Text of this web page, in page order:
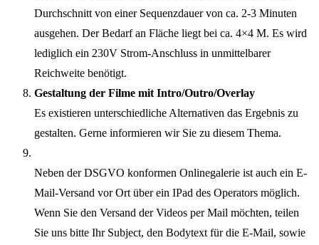
Durchschnitt von einer Sequenzdauer von ca. 2-3 Minuten
ausgehen. Der Bedarf an Fläche liegt bei ca. 4×4 M. Es wird
lediglich ein 230V Strom-Anschluss in unmittelbarer
Reichweite benötigt.
Gestaltung der Filme mit Intro/Outro/Overlay
Es existieren unterschiedliche Alternativen das Ergebnis zu
gestalten. Gerne informieren wir Sie zu diesem Thema.
Neben der DSGVO konformen Onlinegalerie ist auch ein E-
Mail-Versand vor Ort über ein IPad des Operators möglich.
Wenn Sie den Versand der Videos per Mail möchten, teilen
Sie uns bitte Ihr Subject, den Bodytext für die E-Mail, sowie